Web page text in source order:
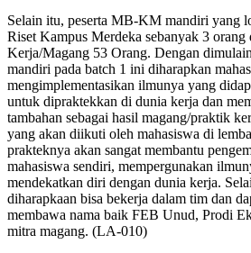
Selain itu, peserta MB-KM mandiri yang
Riset Kampus Merdeka sebanyak 3 orang
Kerja/Magang 53 Orang. Dengan
mandiri pada batch 1 ini diharapkan
mengimplementasikan ilmunya yang
untuk dipraktekkan di dunia kerja dan
tambahan sebagai hasil magang/praktik
yang akan diikuti oleh mahasiswa di
prakteknya akan sangat membantu
mahasiswa sendiri, mempergunakan
mendekatkan diri dengan dunia kerja.
diharapkaan bisa bekerja dalam tim dan
membawa nama baik FEB Unud, Prodi
mitra magang. (LA-010)